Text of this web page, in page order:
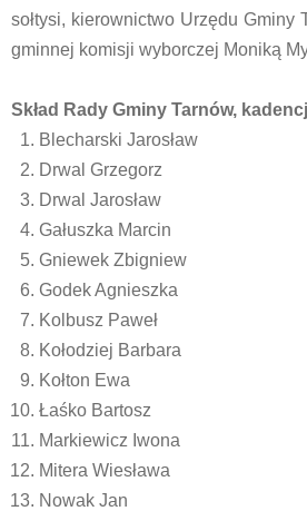
sołtysi, kierownictwo Urzędu Gminy
gminnej komisji wyborczej Moniką
Skład Rady Gminy Tarnów,
Blecharski Jarosław
Drwal Grzegorz
Drwal Jarosław
Gałuszka Marcin
Gniewek Zbigniew
Godek Agnieszka
Kolbusz Paweł
Kołodziej Barbara
Kołton Ewa
Łaśko Bartosz
Markiewicz Iwona
Mitera Wiesława
Nowak Jan